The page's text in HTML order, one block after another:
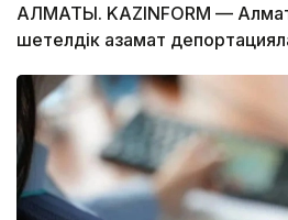
АЛМАТЫ. KAZINFORM —
шетелдік азамат